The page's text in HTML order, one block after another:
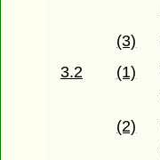
(3)
3.2
(1)
(2)